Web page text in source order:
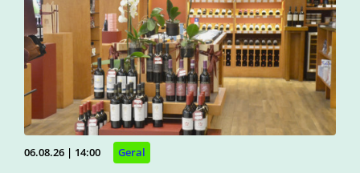
06.08.26 | 14:00 Geral